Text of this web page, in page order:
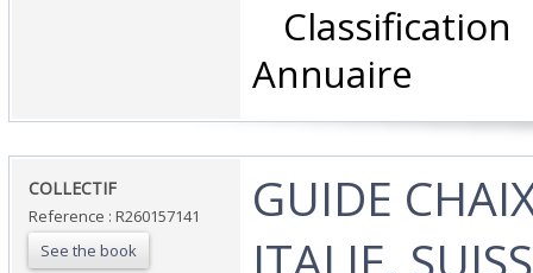
Annuaire‎
‎COLLECTIF‎
Reference : R260157141
See the book
‎GUIDE